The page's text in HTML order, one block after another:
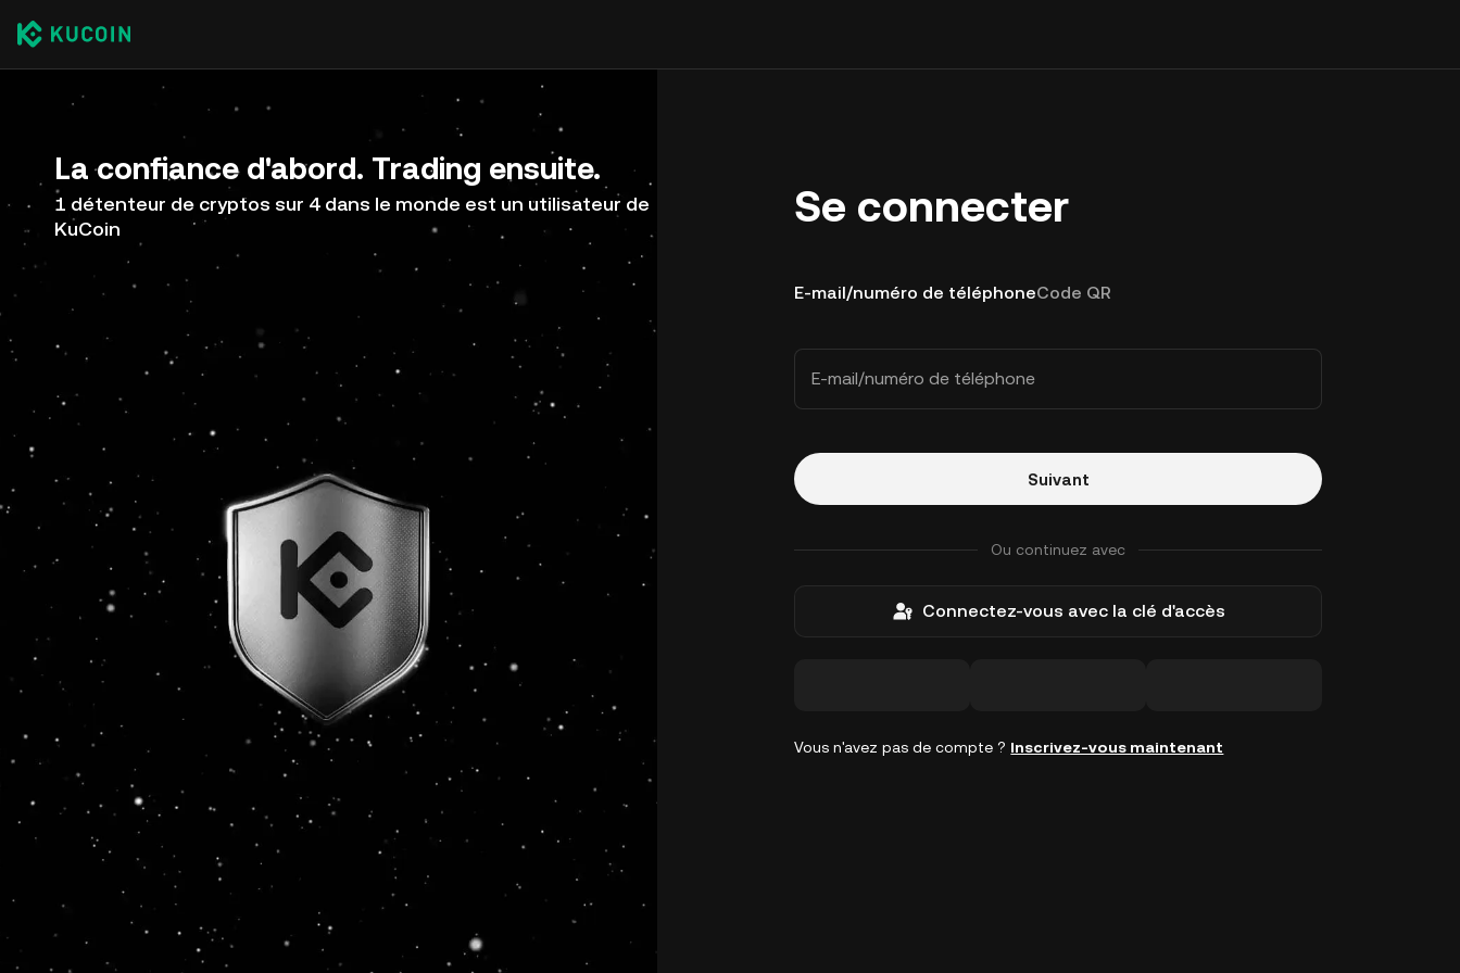
La confiance d'abord. Trading ensuite.
1 détenteur de cryptos sur 4 dans le monde est un utilisateur de
KuCoin
Se connecter
E-mail/numéro de téléphoneCode QR
E-mail/numéro de téléphone
Suivant
Ou continuez avec
Connectez-vous avec la clé d'accès
Vous n'avez pas de compte ? Inscrivez-vous maintenant